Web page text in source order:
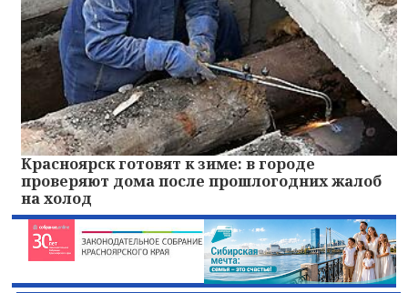
Красноярск готовят к зиме: в городе
проверяют дома после прошлогодних жалоб
на холод